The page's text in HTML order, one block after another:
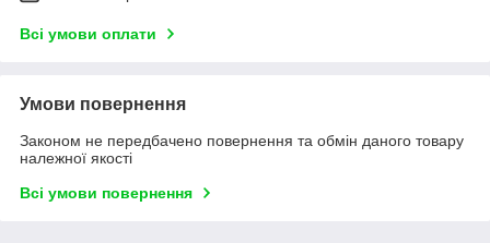
Всі умови оплати
Умови повернення
Законом не передбачено повернення та обмін даного товару
належної якості
Всі умови повернення